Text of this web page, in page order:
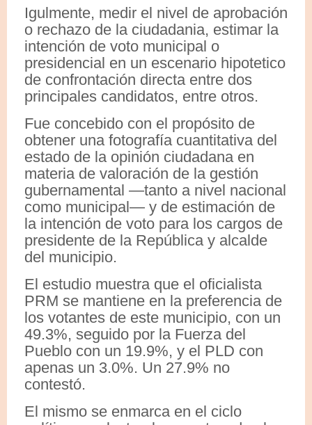
Igulmente, medir el nivel de aprobación
o rechazo de la ciudadania, estimar la
intención de voto municipal o
presidencial en un escenario hipotetico
de confrontación directa entre dos
principales candidatos, entre otros.
Fue concebido con el propósito de
obtener una fotografía cuantitativa del
estado de la opinión ciudadana en
materia de valoración de la gestión
gubernamental —tanto a nivel nacional
como municipal— y de estimación de
la intención de voto para los cargos de
presidente de la República y alcalde
del municipio.
El estudio muestra que el oficialista
PRM se mantiene en la preferencia de
los votantes de este municipio, con un
49.3%, seguido por la Fuerza del
Pueblo con un 19.9%, y el PLD con
apenas un 3.0%. Un 27.9% no
contestó.
El mismo se enmarca en el ciclo